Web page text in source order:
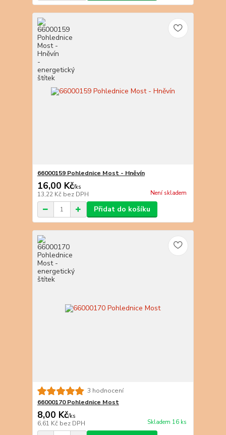
66000159 Pohlednice Most - Hněvín
16,00 Kč/ks
13,22 Kč bez DPH Není skladem
Přidat do košíku
3 hodnocení
66000170 Pohlednice Most
8,00 Kč/ks
6,61 Kč bez DPH Skladem 16 ks